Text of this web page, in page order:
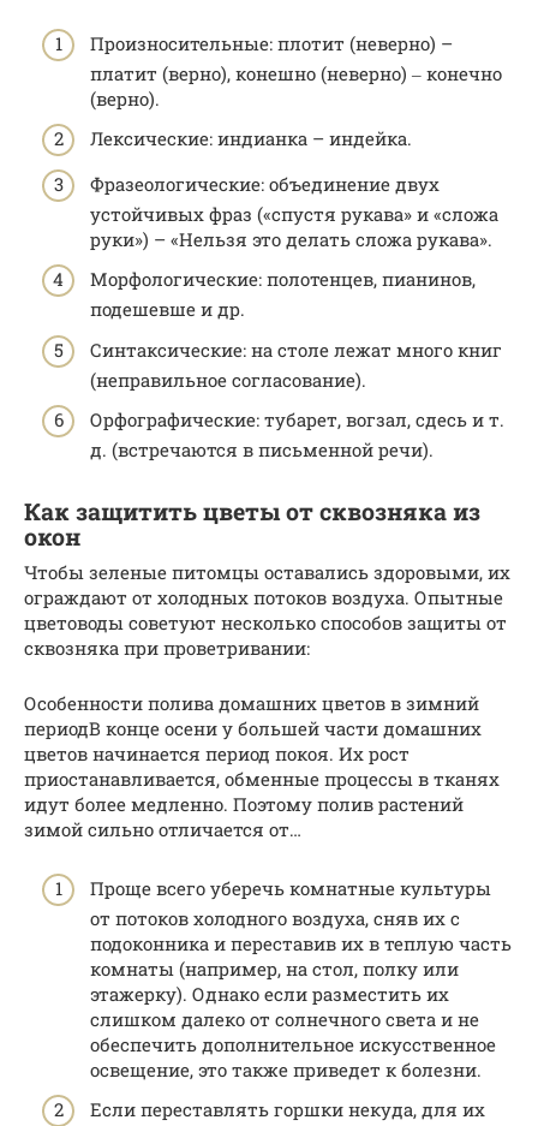
Произносительные: плотит (неверно) –
платит (верно), конешно (неверно) ‒ конечно
(верно).
Лексические: индианка – индейка.
Фразеологические: объединение двух
устойчивых фраз («спустя рукава» и «сложа
руки») – «Нельзя это делать сложа рукава».
Морфологические: полотенцев, пианинов,
подешевше и др.
Синтаксические: на столе лежат много книг
(неправильное согласование).
Орфографические: тубарет, вогзал, сдесь и т.
д. (встречаются в письменной речи).
Как защитить цветы от сквозняка из
окон
Чтобы зеленые питомцы оставались здоровыми, их
ограждают от холодных потоков воздуха. Опытные
цветоводы советуют несколько способов защиты от
сквозняка при проветривании:
Особенности полива домашних цветов в зимний
периодВ конце осени у большей части домашних
цветов начинается период покоя. Их рост
приостанавливается, обменные процессы в тканях
идут более медленно. Поэтому полив растений
зимой сильно отличается от…
Проще всего уберечь комнатные культуры
от потоков холодного воздуха, сняв их с
подоконника и переставив их в теплую часть
комнаты (например, на стол, полку или
этажерку). Однако если разместить их
слишком далеко от солнечного света и не
обеспечить дополнительное искусственное
освещение, это также приведет к болезни.
Если переставлять горшки некуда, для их